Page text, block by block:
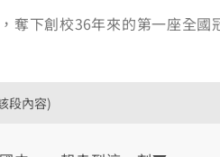
奪下創校36年來的第一座全國
段內容)